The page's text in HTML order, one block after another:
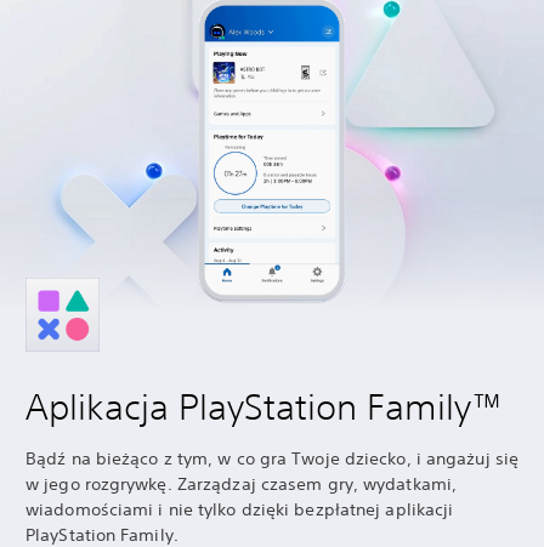
Aplikacja PlayStation Family™
Bądź na bieżąco z tym, w co gra Twoje dziecko, i angażuj się
w jego rozgrywkę. Zarządzaj czasem gry, wydatkami,
wiadomościami i nie tylko dzięki bezpłatnej aplikacji
PlayStation Family.